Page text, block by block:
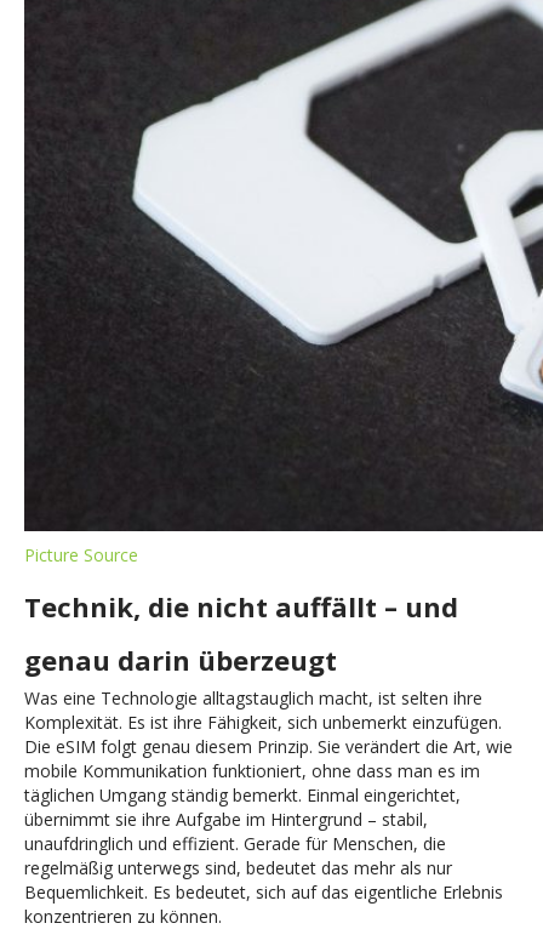
Picture Source
Technik, die nicht auffällt – und
genau darin überzeugt
Was eine Technologie alltagstauglich macht, ist selten ihre
Komplexität. Es ist ihre Fähigkeit, sich unbemerkt einzufügen.
Die eSIM folgt genau diesem Prinzip. Sie verändert die Art, wie
mobile Kommunikation funktioniert, ohne dass man es im
täglichen Umgang ständig bemerkt. Einmal eingerichtet,
übernimmt sie ihre Aufgabe im Hintergrund – stabil,
unaufdringlich und effizient. Gerade für Menschen, die
regelmäßig unterwegs sind, bedeutet das mehr als nur
Bequemlichkeit. Es bedeutet, sich auf das eigentliche Erlebnis
konzentrieren zu können.